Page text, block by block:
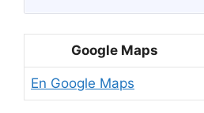
Google Maps
En Google Maps